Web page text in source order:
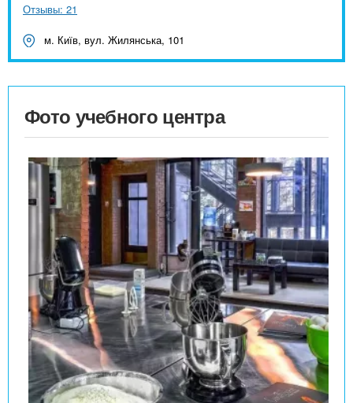
Отзывы: 21
м. Київ, вул. Жилянська, 101
Фото учебного центра